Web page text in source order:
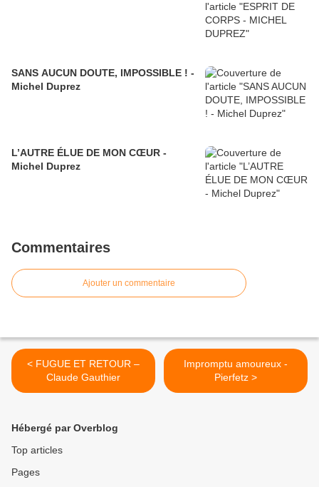
SANS AUCUN DOUTE, IMPOSSIBLE ! -
Michel Duprez
L’AUTRE ÉLUE DE MON CŒUR -
Michel Duprez
Commentaires
Ajouter un commentaire
< FUGUE ET RETOUR –
Claude Gauthier
Impromptu amoureux -
Pierfetz >
Hébergé par Overblog
Top articles
Pages